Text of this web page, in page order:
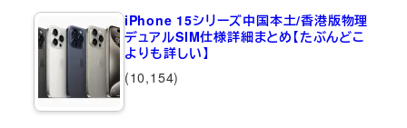
iPhone 15シリーズ中国本土/香港版物理
デュアルSIM仕様詳細まとめ【たぶんどこ
よりも詳しい】
(10,154)